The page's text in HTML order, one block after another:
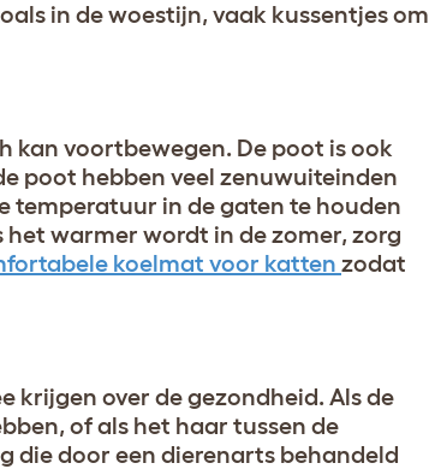
in de woestijn, vaak kussentjes om
kan voortbewegen. De poot is ook
poot hebben veel zenuwuiteinden
temperatuur in de gaten te houden
warmer wordt in de zomer, zorg
koelmat voor katten zodat
krijgen over de gezondheid. Als de
of als het haar tussen de
die door een dierenarts behandeld